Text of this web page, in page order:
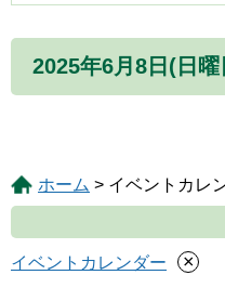
2025年6月8日(日
ホーム > イベントカレ
イベントカレンダー ×